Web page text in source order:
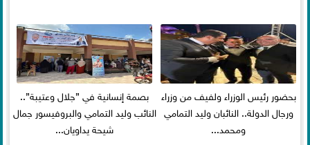
بحضور رئيس الوزراء ولفيف من وزراء
ورجال الدولة.. النائبان وليد التمامي
ومحمد...
بصمة إنسانية في ”جلال وعتيبة”..
النائب وليد التمامي والبروفيسور جمال
شيحة يداويان...